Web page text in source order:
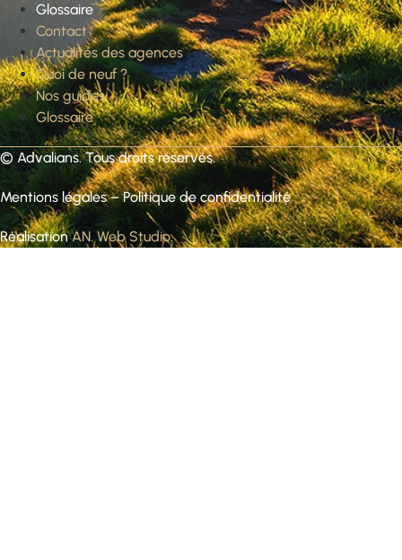
Glossaire
Contact
Actualités des agences
Quoi de neuf ?
Nos guides
Glossaire
© Advalians. Tous droits réservés.
Mentions légales–Politique de confidentialité
RéalisationAN. Web Studio.